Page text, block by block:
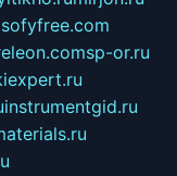
sp-or.ru
instrumentgid.ru